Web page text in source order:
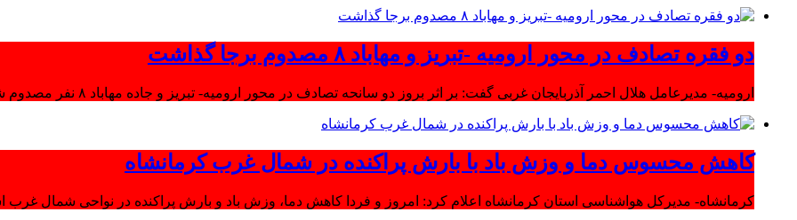
دو فقره تصادف در محور ارومیه -تبریز و مهاباد ۸ مصدوم برجا گذاشت
ارومیه- مدیرعامل هلال احمر آذربایجان غربی گفت: بر اثر بروز دو سانحه تصادف در محور ارومیه- تبریز و جاده مهاباد ۸ نفر مصدوم شدند.
کاهش محسوس دما و وزش باد با بارش پراکنده در شمال غرب کرمانشاه
کرمانشاه- مدیرکل هواشناسی استان کرمانشاه اعلام کرد: امروز و فردا کاهش دما، وزش باد و بارش پراکنده در نواحی شمال